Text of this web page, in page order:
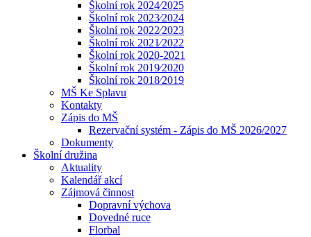
Školní rok 2024⁄2025
Školní rok 2023⁄2024
Školní rok 2022⁄2023
Školní rok 2021⁄2022
Školní rok 2020-2021
Školní rok 2019⁄2020
Školní rok 2018⁄2019
MŠ Ke Splavu
Kontakty
Zápis do MŠ
Rezervační systém - Zápis do MŠ 2026/2027
Dokumenty
Školní družina
Aktuality
Kalendář akcí
Zájmová činnost
Dopravní výchova
Dovedné ruce
Florbal